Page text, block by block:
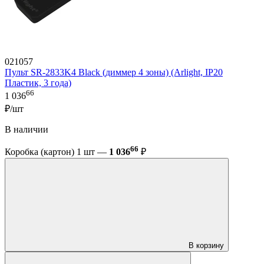
021057
Пульт SR-2833K4 Black (диммер 4 зоны) (Arlight, IP20
Пластик, 3 года)
1 03666
₽/шт
В наличии
Коробка (картон) 1 шт — 1 03666 ₽
В корзину